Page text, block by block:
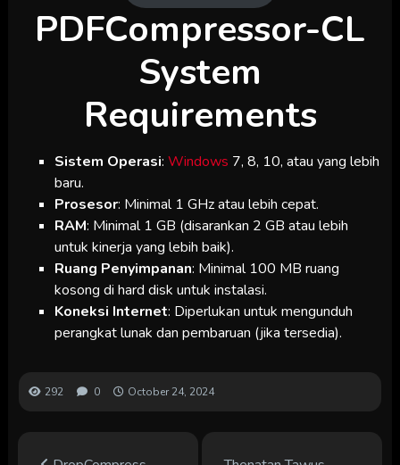
PDFCompressor-CL
System
Requirements
Sistem Operasi: Windows 7, 8, 10, atau yang lebih
baru.
Prosesor: Minimal 1 GHz atau lebih cepat.
RAM: Minimal 1 GB (disarankan 2 GB atau lebih
untuk kinerja yang lebih baik).
Ruang Penyimpanan: Minimal 100 MB ruang
kosong di hard disk untuk instalasi.
Koneksi Internet: Diperlukan untuk mengunduh
perangkat lunak dan pembaruan (jika tersedia).
292 0 October 24, 2024